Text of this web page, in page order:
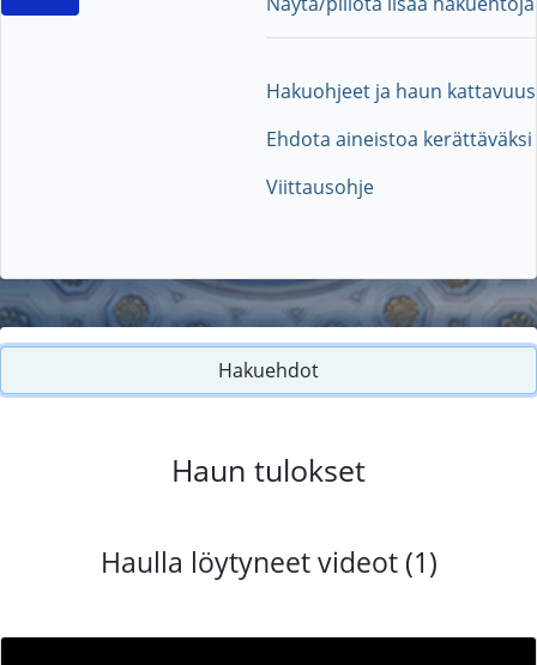
Hakuohjeet ja haun kattavuus
Ehdota aineistoa kerättäväksi
Viittausohje
Hakuehdot
Haun tulokset
Haulla löytyneet videot (1)